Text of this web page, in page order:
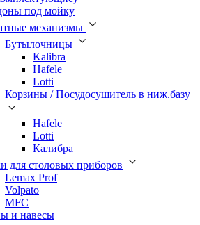
под мойку
механизмы
Бутылочницы
Kalibra
Hafele
Lotti
Корзины / Посудосушитель в ниж.базу
Hafele
Lotti
Калибра
для столовых приборов
Lemax Prof
Volpato
MFC
и навесы